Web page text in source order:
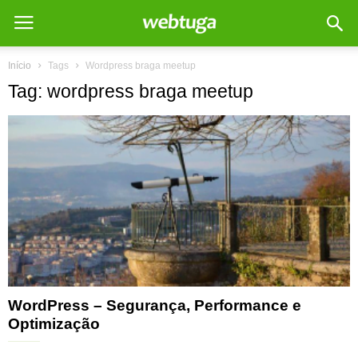
Início Tags Wordpress braga meetup
Tag: wordpress braga meetup
WordPress – Segurança, Performance e
Optimização